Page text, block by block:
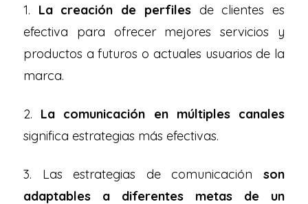
1. La creación de perfilesde clientes es
efectiva para ofrecer mejores servicios y
productos a futuros o actuales usuarios de la
marca.
2. La comunicación en múltiples canales
significa estrategias más efectivas.
3. Las estrategias de comunicación son
adaptables a diferentes metas de un